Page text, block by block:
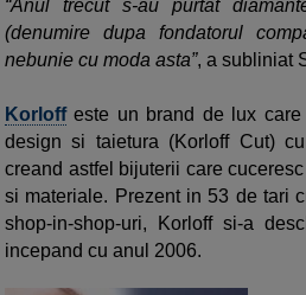
“Anul trecut s-au purtat
(denumire dupa fondatorul
nebunie cu moda asta”, a subliniat
Korloffeste un brand de lux
design si taietura (Korloff Cut)
creand astfel bijuterii care
si materiale. Prezent in 53 de tari
shop-in-shop-uri, Korloff si-a
incepand cu anul 2006.